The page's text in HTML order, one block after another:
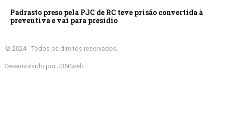
Padrasto preso pela PJC de RC teve prisão convertida à
preventiva e vai para presídio
© 2024 - Todos os direitos reservados.
Desenvolvido por J360web